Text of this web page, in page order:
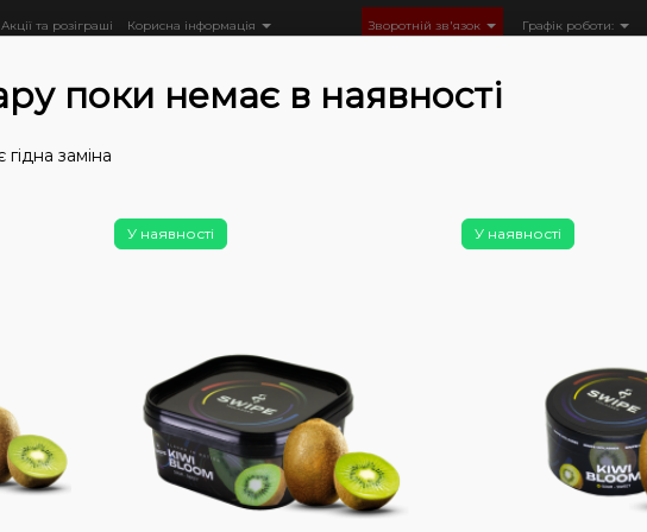
Акції та розіграші Корисна інформація Зворотній зв'язок Графік роботи:
Тютюн CULTt
Тютюн
100 г)
0 відгуків
поки немає в наявності
заміна
У наявності У наявності